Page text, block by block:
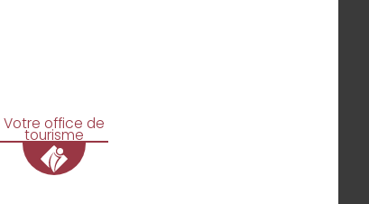
Votre office de
tourisme